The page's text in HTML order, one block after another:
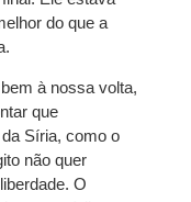
do que a
à nossa volta,
que
Síria, como o
não quer
O